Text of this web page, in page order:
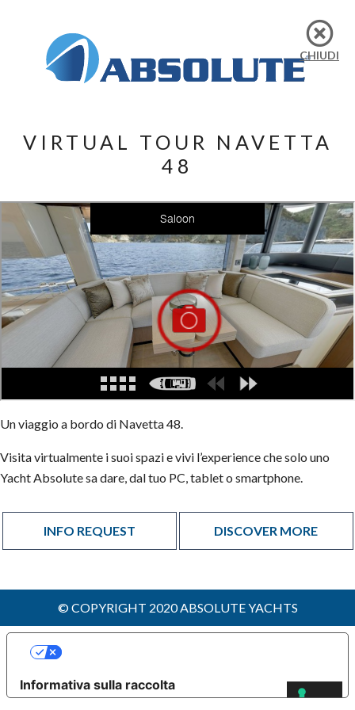
CHIUDI
VIRTUAL TOUR NAVETTA
48
Un viaggio a bordo di Navetta 48.
Visita virtualmente i suoi spazi e vivi l’experience che solo uno
Yacht Absolute sa dare, dal tuo PC, tablet o smartphone.
INFO REQUEST DISCOVER MORE
© COPYRIGHT 2020 ABSOLUTE YACHTS
Informativa sulla raccolta